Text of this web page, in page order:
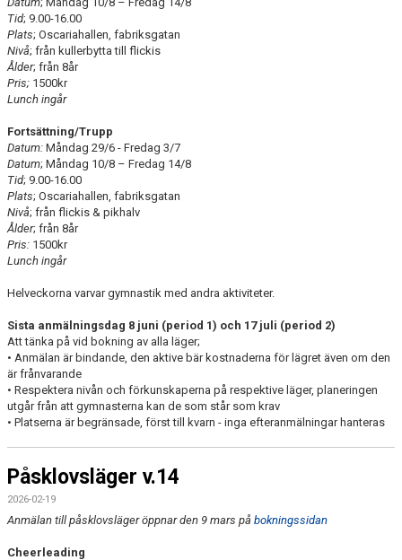
Tid; 9.00-16.00
Plats; Oscariahallen, fabriksgatan
Nivå; från kullerbytta till flickis
Ålder; från 8år
Pris; 1500kr
Lunch ingår
Fortsättning/Trupp
Datum: Måndag 29/6 - Fredag 3/7
Datum; Måndag 10/8 – Fredag 14/8
Tid; 9.00-16.00
Plats; Oscariahallen, fabriksgatan
Nivå; från flickis & pikhalv
Ålder; från 8år
Pris: 1500kr
Lunch ingår
Helveckorna varvar gymnastik med andra aktiviteter.
Sista anmälningsdag 8 juni (period 1) och 17 juli (period 2)
Att tänka på vid bokning av alla läger;
• Anmälan är bindande, den aktive bär kostnaderna för lägret även om den
är frånvarande
• Respektera nivån och förkunskaperna på respektive läger, planeringen
utgår från att gymnasterna kan de som står som krav
• Platserna är begränsade, först till kvarn - inga efteranmälningar hanteras
Påsklovsläger v.14
2026-02-19
Anmälan till påsklovsläger öppnar den 9 mars på bokningssidan
Cheerleading